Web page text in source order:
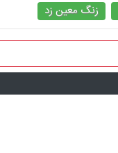
زنگ معین زد